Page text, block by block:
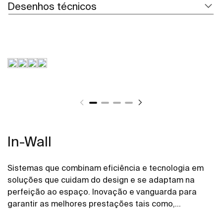
Desenhos técnicos
In-Wall
Sistemas que combinam eficiência e tecnologia em
soluções que cuidam do design e se adaptam na
perfeição ao espaço. Inovação e vanguarda para
garantir as melhores prestações tais como,